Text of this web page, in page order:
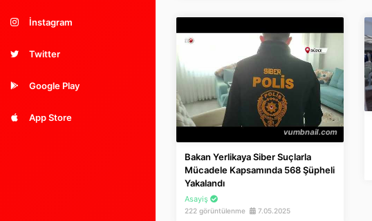
İnstagram
Twitter
Google Play
App Store
Bakan Yerlikaya Siber Suçlarla
Mücadele Kapsamında 568 Şüpheli
Yakalandı
Asayiş
222 görüntülenme 7.05.2025